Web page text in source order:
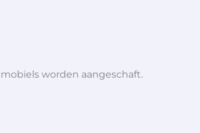
worden aangeschaft.